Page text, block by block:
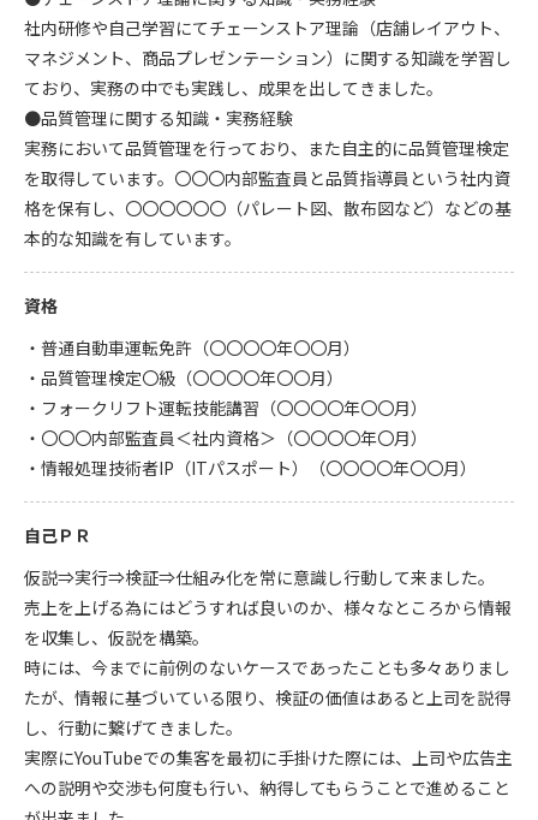
社内研修や自己学習にてチェーンストア理論（店舗レイアウト、
マネジメント、商品プレゼンテーション）に関する知識を学習し
ており、実務の中でも実践し、成果を出してきました。
●品質管理に関する知識・実務経験
実務において品質管理を行っており、また自主的に品質管理検定
を取得しています。〇〇〇内部監査員と品質指導員という社内資
格を保有し、〇〇〇〇〇〇（パレート図、散布図など）などの基
本的な知識を有しています。
資格
・普通自動車運転免許（〇〇〇〇年〇〇月）
・品質管理検定〇級（〇〇〇〇年〇〇月）
・フォークリフト運転技能講習（〇〇〇〇年〇〇月）
・〇〇〇内部監査員＜社内資格＞（〇〇〇〇年〇月）
・情報処理技術者IP（ITパスポート）（〇〇〇〇年〇〇月）
自己ＰＲ
仮説⇒実行⇒検証⇒仕組み化を常に意識し行動して来ました。
売上を上げる為にはどうすれば良いのか、様々なところから情報
を収集し、仮説を構築。
時には、今までに前例のないケースであったことも多々ありまし
たが、情報に基づいている限り、検証の価値はあると上司を説得
し、行動に繋げてきました。
実際にYouTubeでの集客を最初に手掛けた際には、上司や広告主
への説明や交渉も何度も行い、納得してもらうことで進めること